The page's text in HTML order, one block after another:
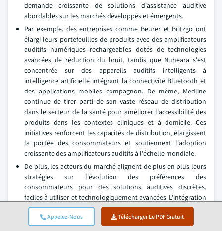
Appelez-Nous Télécharger Le PDF Gratuit
demande croissante de solutions d'assistance auditive
abordables sur les marchés développés et émergents.
Par exemple, des entreprises comme Beurer et Britzgo ont
élargi leurs portefeuilles de produits avec des amplificateurs
auditifs numériques rechargeables dotés de technologies
avancées de réduction du bruit, tandis que Nuheara s'est
concentrée sur des appareils auditifs intelligents à
intelligence artificielle intégrant la connectivité Bluetooth et
des applications mobiles compagnon. De même, Medline
continue de tirer parti de son vaste réseau de distribution
dans le secteur de la santé pour améliorer l'accessibilité des
produits dans les contextes cliniques et à domicile. Ces
initiatives renforcent les capacités de distribution, élargissent
la portée des consommateurs et soutiennent l'adoption
croissante des amplificateurs auditifs à l'échelle mondiale.
De plus, les acteurs du marché alignent de plus en plus leurs
stratégies sur l'évolution des préférences des
consommateurs pour des solutions auditives discrètes,
faciles à utiliser et technologiquement avancées. L'intégration
du traitement numérique du signal, de la réduction
adaptative du bruit, de la connectivité sans fil, de la
technologie des batteries rechargeables et de la